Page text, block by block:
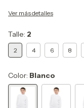
Ver más detalles
Talle: 2
2 4 6 8
Color: Blanco